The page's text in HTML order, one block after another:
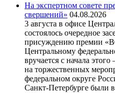
На экспертном совете
свершений» 04.08.2026
3 августа в офисе
состоялось очередное
присуждению премии
Центральному
вручается с начала
на торжественных
федеральном округе
Санкт-Петербурге были